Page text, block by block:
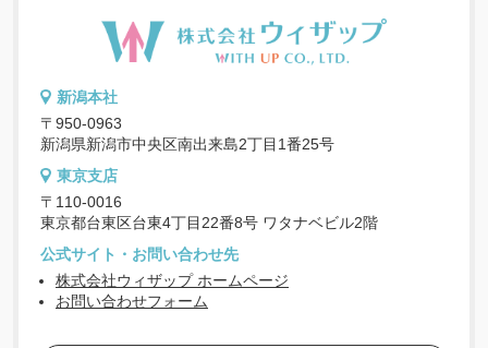
新潟本社
〒950-0963
新潟県新潟市中央区南出来島2丁目1番25号
東京支店
〒110-0016
東京都台東区台東4丁目22番8号 ワタナベビル2階
公式サイト・お問い合わせ先
株式会社ウィザップ ホームページ
お問い合わせフォーム